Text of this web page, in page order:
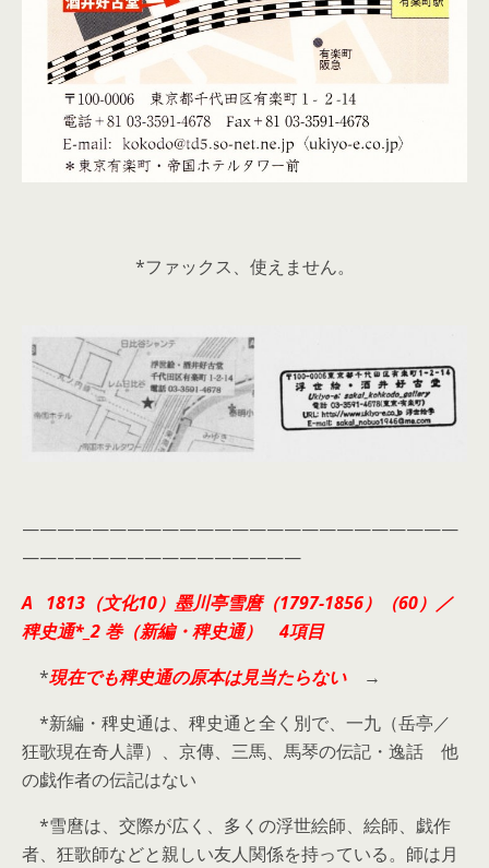
*ファックス、使えません。
—————————————————————————
————————————————
A 1813（文化10）墨川亭雪麿（1797-1856）（60）／
稗史通*_2 巻（新編・稗史通）
4項目
*現在でも稗史通の原本は見当たらない
→
*新編・稗史通は、稗史通と全く別で、一九（岳亭／
狂歌現在奇人譚）、京傳、三馬、馬琴の伝記・逸話 他
の戯作者の伝記はない
*雪麿は、交際が広く、多くの浮世絵師、絵師、戯作
者、狂歌師などと親しい友人関係を持っている。師は月